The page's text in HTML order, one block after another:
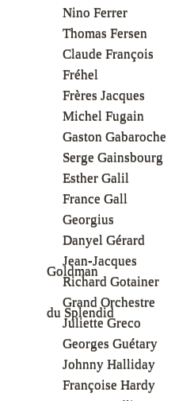
Nino Ferrer
Thomas Fersen
Claude François
Fréhel
Frères Jacques
Michel Fugain
Gaston Gabaroche
Serge Gainsbourg
Esther Galil
France Gall
Georgius
Danyel Gérard
Jean-Jacques
Goldman
Richard Gotainer
Grand Orchestre
du Splendid
Juliette Greco
Georges Guétary
Johnny Halliday
Françoise Hardy